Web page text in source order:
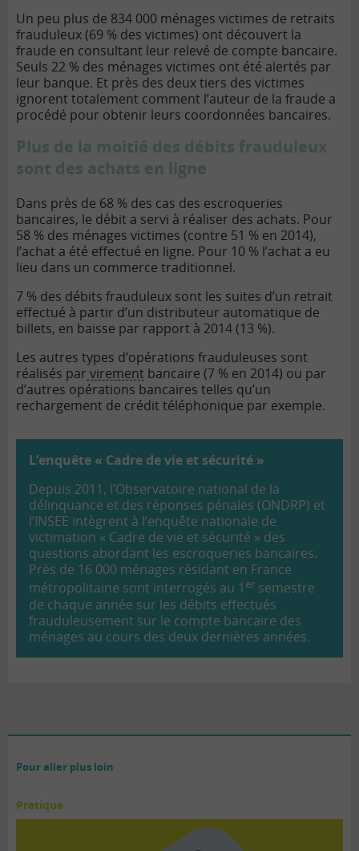
Un peu plus de 834 000 ménages victimes de retraits
frauduleux (69 % des victimes) ont découvert la
fraude en consultant leur relevé de compte bancaire.
Seuls 22 % des ménages victimes ont été alertés par
leur banque. Et près des deux tiers des victimes
ignorent totalement comment l’auteur de la fraude a
procédé pour obtenir leurs coordonnées bancaires.
Plus de la moitié des débits frauduleux
sont des achats en ligne
Dans près de 68 % des cas des escroqueries
bancaires, le débit a servi à réaliser des achats. Pour
58 % des ménages victimes (contre 51 % en 2014),
l’achat a été effectué en ligne. Pour 10 % l’achat a eu
lieu dans un commerce traditionnel.
7 % des débits frauduleux sont les suites d’un retrait
effectué à partir d’un distributeur automatique de
billets, en baisse par rapport à 2014 (13 %).
Les autres types d’opérations frauduleuses sont
réalisés par virement bancaire (7 % en 2014) ou par
d’autres opérations bancaires telles qu’un
rechargement de crédit téléphonique par exemple.
L’enquête « Cadre de vie et sécurité »
Depuis 2011, l’Observatoire national de la
délinquance et des réponses pénales (ONDRP) et
l’INSEE intègrent à l’enquête nationale de
victimation « Cadre de vie et sécurité » des
questions abordant les escroqueries bancaires.
Près de 16 000 ménages résidant en France
métropolitaine sont interrogés au 1 er semestre
de chaque année sur les débits effectués
frauduleusement sur le compte bancaire des
ménages au cours des deux dernières années.
Pour aller plus loin
Pratique